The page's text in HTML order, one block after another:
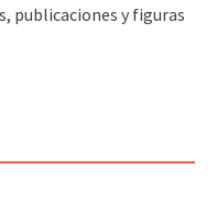
publicaciones y figuras